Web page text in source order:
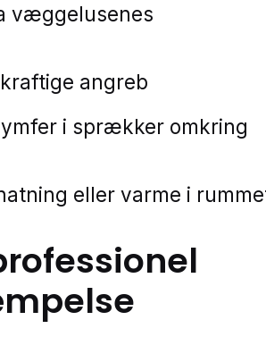
væggelusenes
angreb
i sprækker omkring
eller varme i